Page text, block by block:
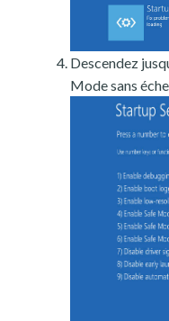
Descendez
Mode sans